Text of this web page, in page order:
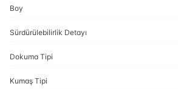
Boy
Sürdürülebilirlik Detayı
Dokuma Tipi
Kumaş Tipi